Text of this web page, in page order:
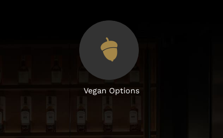
Vegan Options